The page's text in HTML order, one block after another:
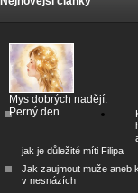
Mys dobrých nadějí:
Perný den
jak je důležité míti Filipa
Jak zaujmout muže aneb
v nesnázích